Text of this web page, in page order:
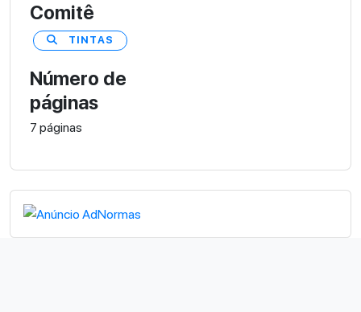
Comitê
TINTAS
Número de
páginas
7 páginas